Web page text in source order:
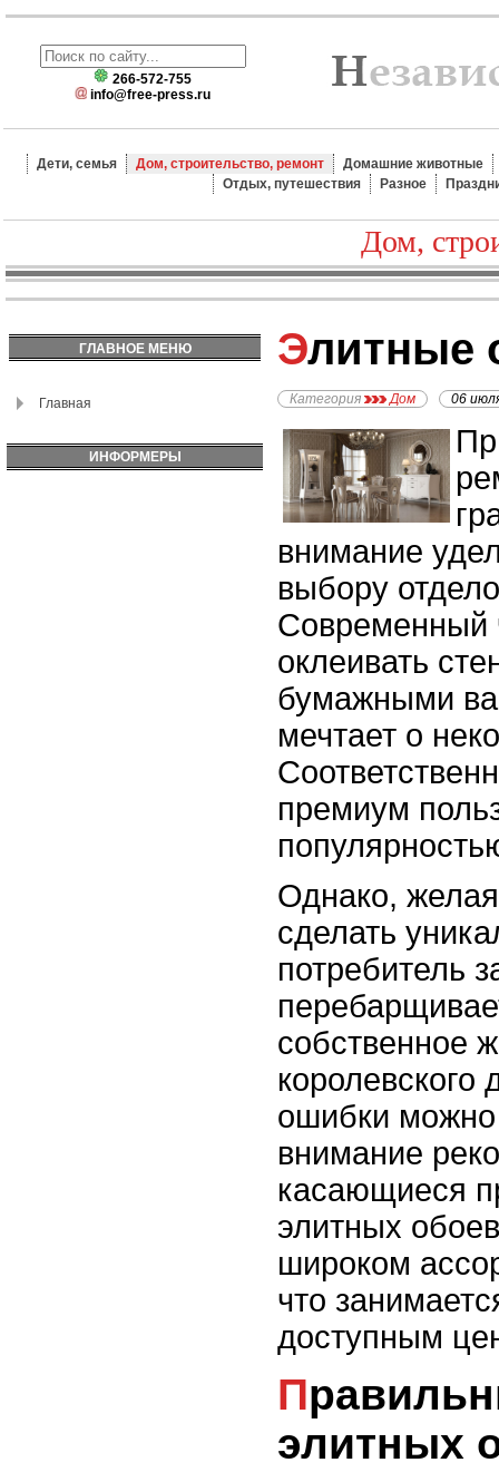
266-572-755
info@free-press.ru
Дети, семья Дом, строительство, ремонт
Домашние животные
Отдых, путешествия
Разное
Дом,
ГЛАВНОЕ МЕНЮ
Главная
ИНФОРМЕРЫ
Элитные
Категория Дом 06
внимание
выбору
Современный
оклеивать
бумажными
мечтает о
премиум
Однако,
сделать
потребитель
собственное
ошибки можно
внимание
касающиеся
элитных
широком
что
доступным
Правильный выбор
элитных